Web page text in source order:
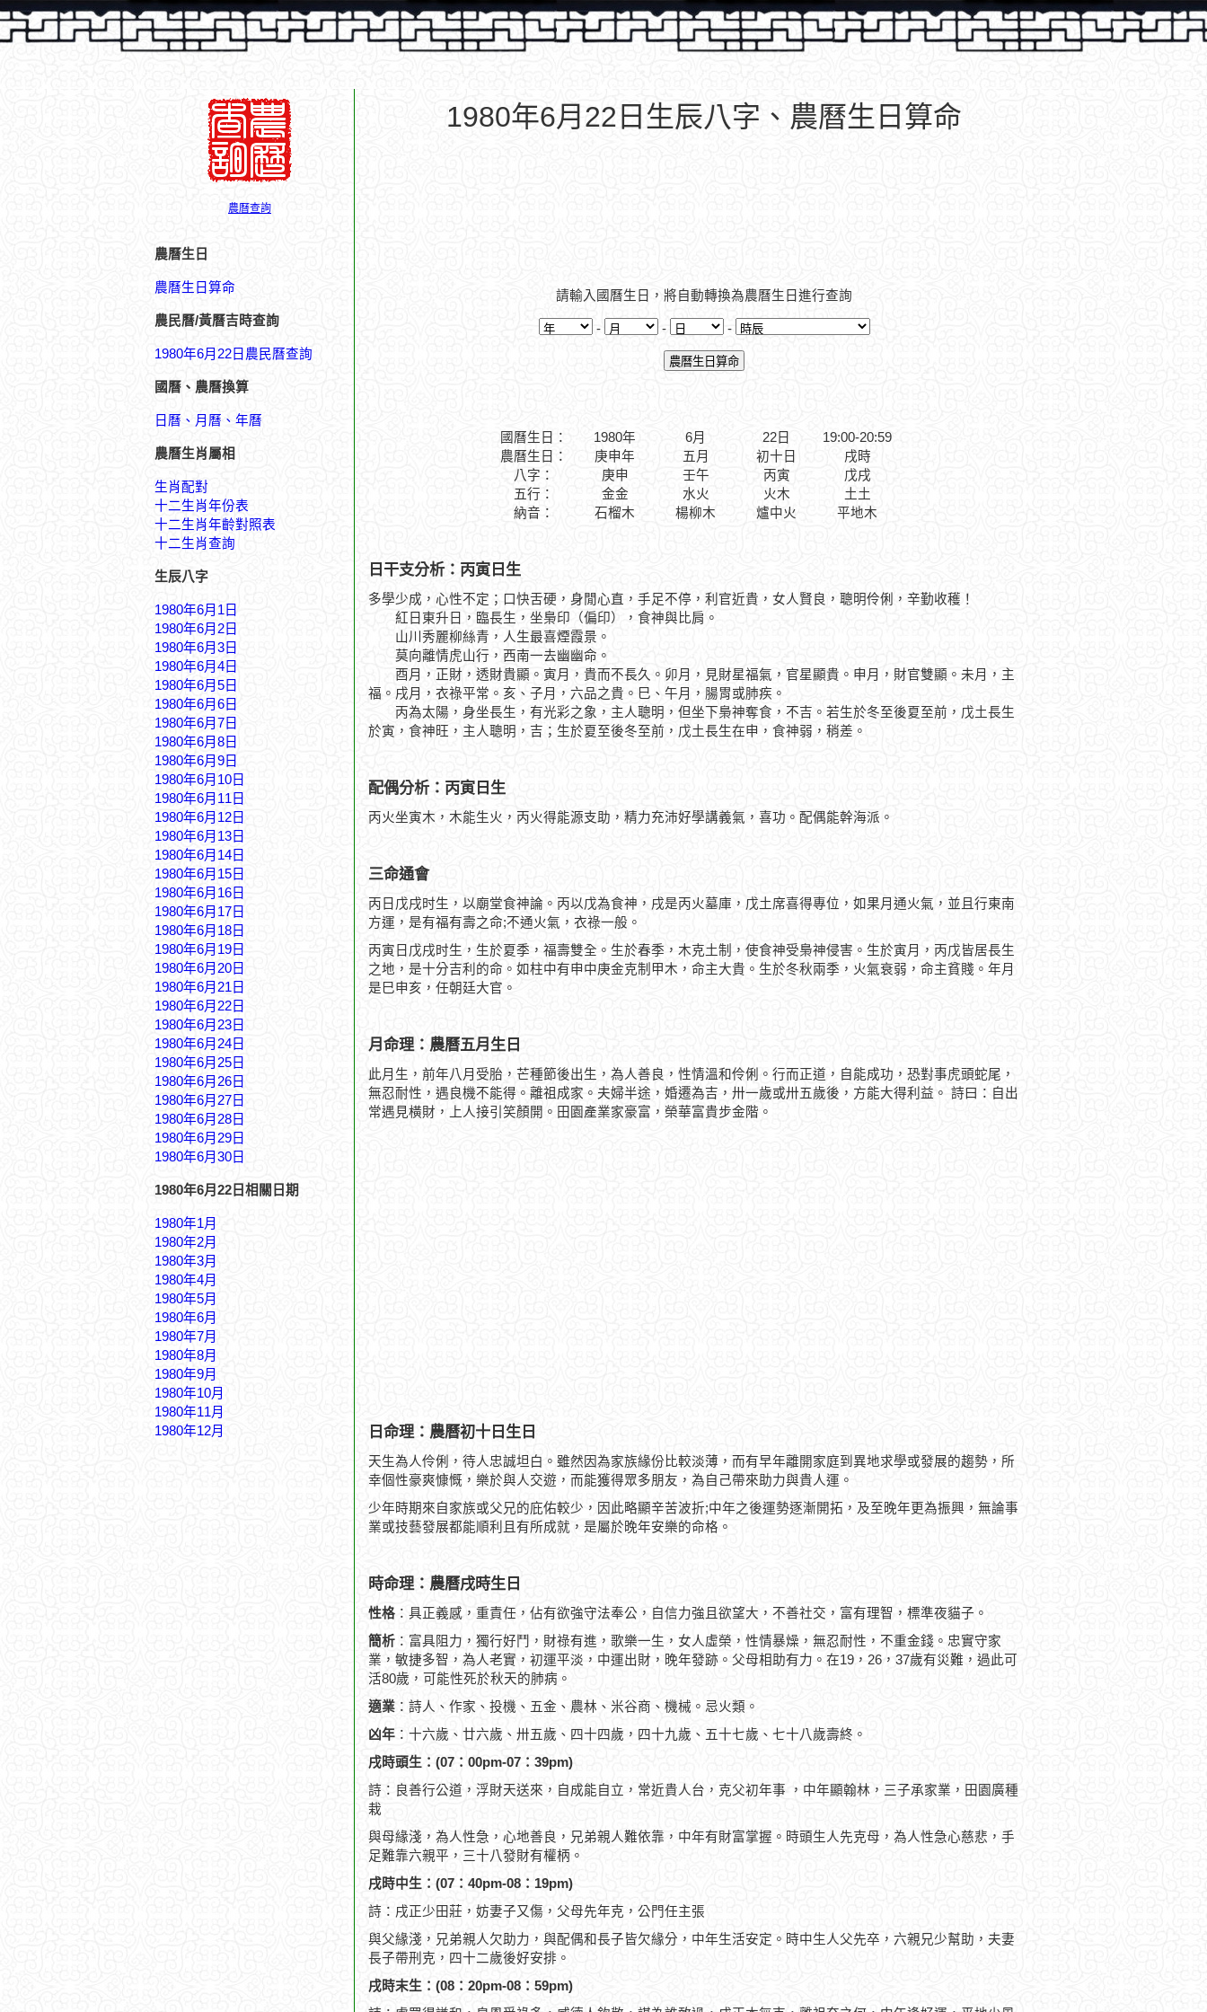
農曆查詢
農曆生日
農曆生日算命
農民曆/黃曆吉時查詢
1980年6月22日農民曆查詢
國曆、農曆換算
日曆、月曆、年曆
農曆生肖屬相
生肖配對
十二生肖年份表
十二生肖年齡對照表
十二生肖查詢
生辰八字
1980年6月1日
1980年6月2日
1980年6月3日
1980年6月4日
1980年6月5日
1980年6月6日
1980年6月7日
1980年6月8日
1980年6月9日
1980年6月10日
1980年6月11日
1980年6月12日
1980年6月13日
1980年6月14日
1980年6月15日
1980年6月16日
1980年6月17日
1980年6月18日
1980年6月19日
1980年6月20日
1980年6月21日
1980年6月22日
1980年6月23日
1980年6月24日
1980年6月25日
1980年6月26日
1980年6月27日
1980年6月28日
1980年6月29日
1980年6月30日
1980年6月22日相關日期
1980年1月
1980年2月
1980年3月
1980年4月
1980年5月
1980年6月
1980年7月
1980年8月
1980年9月
1980年10月
1980年11月
1980年12月
1980年6月22日生辰八字、農曆生日算命
請輸入國曆生日，將自動轉換為農曆生日進行查詢
- - -
國曆生日： 1980年 6月 22日
19:00-20:59
農曆生日：
庚申年 五月 初十日
戌時
八字：
庚申 壬午 丙寅
戊戌
五行：
納音：
金金
石榴木
水火
楊柳木
火木
爐中火
土土
平地木
日干支分析：丙寅日生
多學少成，心性不定；口快舌硬，身閒心直，手足不停，利官近貴，女人賢良，聰明伶俐，辛勤收穫！
紅日東升日，臨長生，坐梟印（偏印），食神與比肩。
山川秀麗柳絲青，人生最喜煙霞景。
莫向離情虎山行，西南一去幽幽命。
酉月，正財，透財貴顯。寅月，貴而不長久。卯月，見財星福氣，官星顯貴。申月，財官雙顯。未月，主
福。戌月，衣祿平常。亥、子月，六品之貴。巳、午月，腸胃或肺疾。
丙為太陽，身坐長生，有光彩之象，主人聰明，但坐下梟神奪食，不吉。若生於冬至後夏至前，戊土長生
於寅，食神旺，主人聰明，吉；生於夏至後冬至前，戊土長生在申，食神弱，稍差。
配偶分析：丙寅日生
丙火坐寅木，木能生火，丙火得能源支助，精力充沛好學講義氣，喜功。配偶能幹海派。
三命通會
丙日戊戌时生，以廟堂食神論。丙以戊為食神，戌是丙火墓庫，戊土席喜得專位，如果月通火氣，並且行東南
方運，是有福有壽之命;不通火氣，衣祿一般。
丙寅日戊戌时生，生於夏季，福壽雙全。生於春季，木克土制，使食神受梟神侵害。生於寅月，丙戊皆居長生
之地，是十分吉利的命。如柱中有申中庚金克制甲木，命主大貴。生於冬秋兩季，火氣衰弱，命主貧賤。年月
是巳申亥，任朝廷大官。
月命理：農曆五月生日
此月生，前年八月受胎，芒種節後出生，為人善良，性情溫和伶俐。行而正道，自能成功，恐對事虎頭蛇尾，
無忍耐性，遇良機不能得。離祖成家。夫婦半途，婚遷為吉，卅一歲或卅五歲後，方能大得利益。 詩曰：自出
常遇見橫財，上人接引笑顏開。田園產業家豪富，榮華富貴步金階。
日命理：農曆初十日生日
天生為人伶俐，待人忠誠坦白。雖然因為家族緣份比較淡薄，而有早年離開家庭到異地求學或發展的趨勢，所
幸個性豪爽慷慨，樂於與人交遊，而能獲得眾多朋友，為自己帶來助力與貴人運。
少年時期來自家族或父兄的庇佑較少，因此略顯辛苦波折;中年之後運勢逐漸開拓，及至晚年更為振興，無論事
業或技藝發展都能順利且有所成就，是屬於晚年安樂的命格。
時命理：農曆戌時生日
性格 ：具正義感，重責任，佔有欲強守法奉公，自信力強且欲望大，不善社交，富有理智，標準夜貓子。
簡析 ：富具阻力，獨行好鬥，財祿有進，歌樂一生，女人虛榮，性情暴燥，無忍耐性，不重金錢。忠實守家
業，敏捷多智，為人老實，初運平淡，中運出財，晚年發跡。父母相助有力。在19，26，37歲有災難，過此可
活80歲，可能性死於秋天的肺病。
適業 ：詩人、作家、投機、五金、農林、米谷商、機械。忌火類。
凶年 ：十六歲、廿六歲、卅五歲、四十四歲，四十九歲、五十七歲、七十八歲壽終。
戌時頭生：(07：00pm-07：39pm)
詩：良善行公道，浮財天送來，自成能自立，常近貴人台，克父初年事 ，中年顯翰林，三子承家業，田園廣種
栽
與母緣淺，為人性急，心地善良，兄弟親人難依靠，中年有財富掌握。時頭生人先克母，為人性急心慈悲，手
足難靠六親平，三十八發財有權柄。
戌時中生：(07：40pm-08：19pm)
詩：戌正少田莊，妨妻子又傷，父母先年克，公門任主張
與父緣淺，兄弟親人欠助力，與配偶和長子皆欠緣分，中年生活安定。時中生人父先卒，六親兄少幫助，夫妻
長子帶刑克，四十二歲後好安排。
戌時末生：(08：20pm-08：59pm)